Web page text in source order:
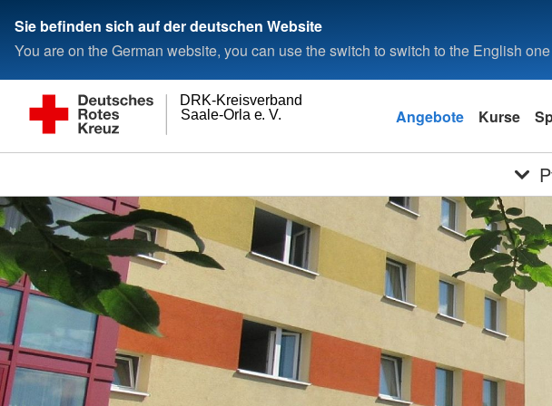
Sie befinden sich auf der deutschen Website
You are on the German website, you can use the switch to switch to the English one
Saale-Orla e. V.
DRK-Kreisverband
Angebote Kurse